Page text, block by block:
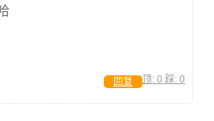
顶: 0 踩: 0
回复